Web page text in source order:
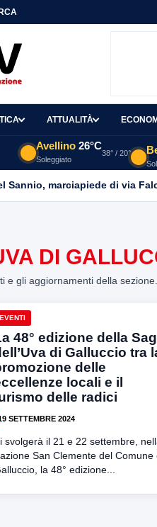
ATTUALITÀ
Avellino 26°C
Soleggiato
38° / 20°
Sannio, marciapiede di via
DI
e gli aggiornamenti della sezione.
EVENTI
48° edizione della
di Galluccio tra
delle
locali e il
delle radici
SETTEMBRE 2024
svolgerà il 21 e 22 settembre,
San Clemente del Comune
la 48° edizione...